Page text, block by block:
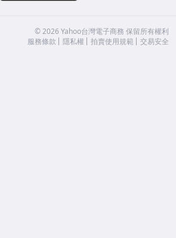
©2026 Yahoo台灣電子商務 保留所有權利
服務條款
隱私權 拍賣使用規範 交易安全